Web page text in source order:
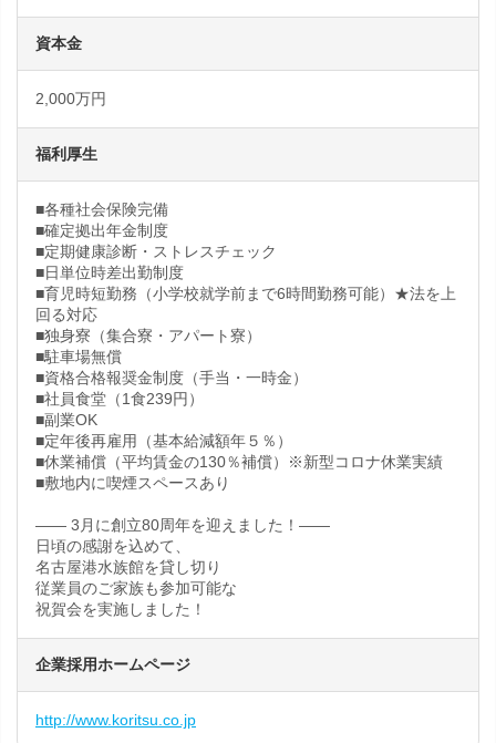
資本金
2,000万円
福利厚生
■各種社会保険完備
■確定拠出年金制度
■定期健康診断・ストレスチェック
■日単位時差出勤制度
■育児時短勤務（小学校就学前まで6時間勤務可能）★法を上
回る対応
■独身寮（集合寮・アパート寮）
■駐車場無償
■資格合格報奨金制度（手当・一時金）
■社員食堂（1食239円）
■副業OK
■定年後再雇用（基本給減額年５％）
■休業補償（平均賃金の130％補償）※新型コロナ休業実績
■敷地内に喫煙スペースあり
―― 3月に創立80周年を迎えました！――
日頃の感謝を込めて、
名古屋港水族館を貸し切り
従業員のご家族も参加可能な
祝賀会を実施しました！
企業採用ホームページ
http://www.koritsu.co.jp